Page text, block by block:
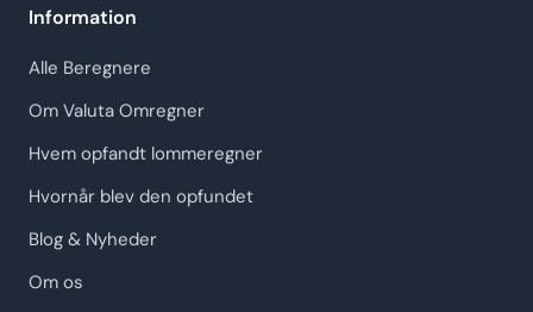
Information
Alle Beregnere
Om Valuta Omregner
Hvem opfandt lommeregner
Hvornår blev den opfundet
Blog & Nyheder
Om os